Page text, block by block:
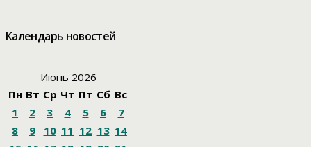
БуксманАлександр Винников
Александр Соловьев
Филиппова Алексей Корниенко
Алексей ХозяйскийАлексей Черный
Алисаалкоголизация Алкоголь
Календарь новостей
Июнь 2026
Пн Вт Ср Чт Пт Сб Вс
1
2 3 4 5 6
7
8
9 10 11 12 13 14